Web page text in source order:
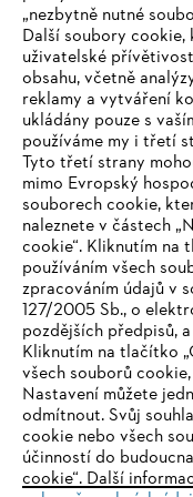
Společnost
STIHL FAQ
Služby
IHR
Sie nutzen einen
eine optimale
„nezbytně nutné
Další soubory
uživatelské
obsahu, včetně
reklamy a vytváření
ukládány pouze s
používáme my i třetí
Tyto třetí strany
mimo Evropský
souborech cookie,
naleznete v částech
cookie“. Kliknutím na
používáním všech
zpracováním údajů v
127/2005 Sb., o
pozdějších předpisů,
Kliknutím na tlačítko
všech souborů
Nastavení můžete
odmítnout. Svůj
cookie nebo všech
účinností do
cookie“. Další